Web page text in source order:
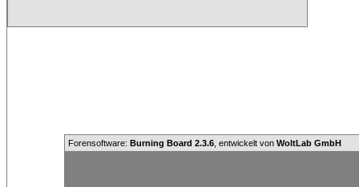
Forensoftware: Burning Board 2.3.6, entwickelt von WoltLab GmbH